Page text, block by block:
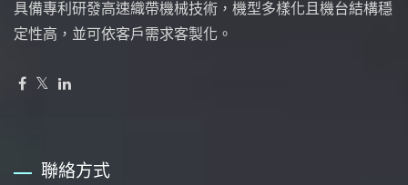
具備專利研發高速織帶機械技術，機型多樣化且機台結構穩
定性高，並可依客戶需求客製化。
聯絡方式